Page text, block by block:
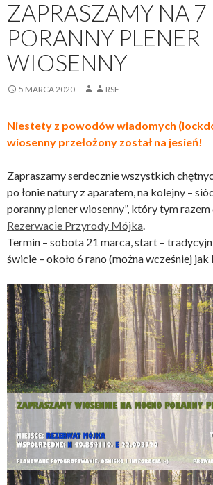
ZAPRASZAMY NA
PORANNY PLENER
WIOSENNY
5 MARCA 2020 RSF
Niestety z powodów wiadomych
wiosenny przełożony został na jesień!
Zapraszamy serdecznie wszystkich
po łonie natury z aparatem, na kolejny –
poranny plener wiosenny”, który tym
Rezerwacie Przyrody Mójka.
Termin – sobota 21 marca, start –
świcie – około 6 rano (można wcześniej jak